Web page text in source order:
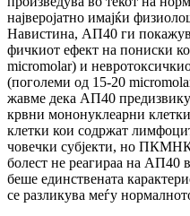
најверојатно имајќи
Навистина, АП40 ги
фич­ки­от ефект на пониски
micromolar) и
(поголеми од 15-20
жав­ме дека АП40
крвни мононуклеарни
клетки кои содржат
човечки субјекти, но
болест не реагираа на АП40
беше един­стве­ната
се разликува меѓу